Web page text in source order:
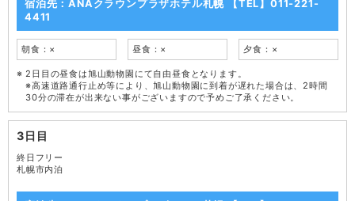
宿泊先：ANAクラウンプラザホテル札幌 【TEL】011-221-
4411
朝食：× 昼食：× 夕食：×
2日目の昼食は旭山動物園にて自由昼食となります。
※高速道路通行止め等により、旭山動物園に到着が遅れた場合は、2時間
30分の滞在が出来ない事がございますので予めご了承ください。
3日目
終日フリー
札幌市内泊